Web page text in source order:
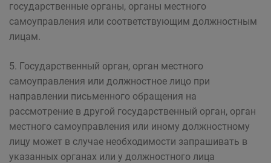
государственные органы, органы местного
самоуправления или соответствующим должностным
лицам.
5. Государственный орган, орган местного
самоуправления или должностное лицо при
направлении письменного обращения на
рассмотрение в другой государственный орган, орган
местного самоуправления или иному должностному
лицу может в случае необходимости запрашивать в
указанных органах или у должностного лица